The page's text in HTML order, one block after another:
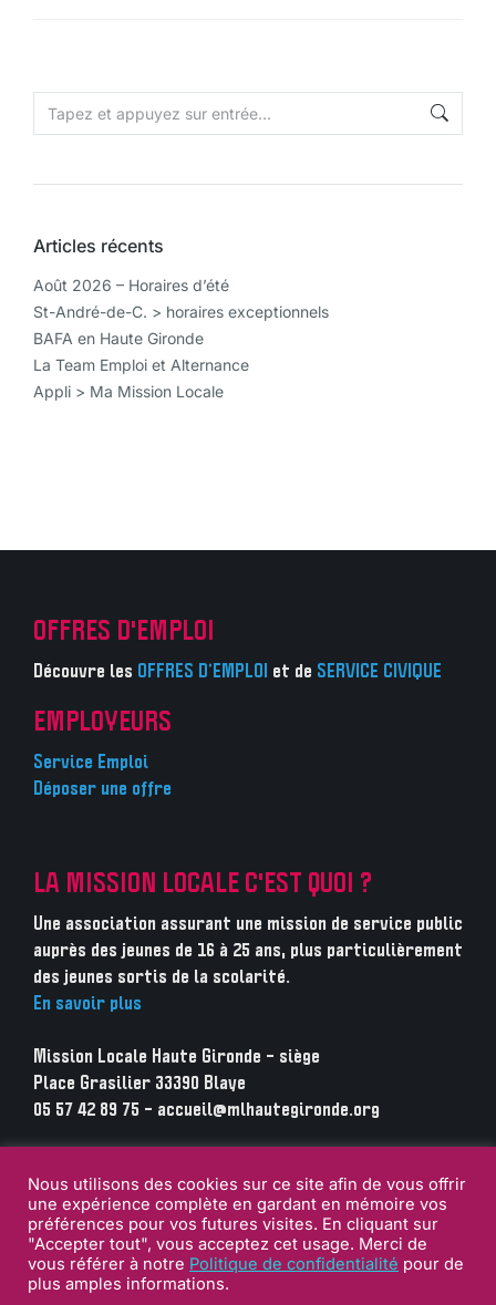
Articles récents
Août 2026 – Horaires d’été
St-André-de-C. > horaires exceptionnels
BAFA en Haute Gironde
La Team Emploi et Alternance
Appli > Ma Mission Locale
OFFRES D'EMPLOI
Découvre les OFFRES D’EMPLOI et de SERVICE CIVIQUE
EMPLOYEURS
Service Emploi
Déposer une offre
LA MISSION LOCALE C'EST QUOI ?
Une association assurant une mission de service public
auprès des jeunes de 16 à 25 ans, plus particulièrement
des jeunes sortis de la scolarité.
En savoir plus
Mission Locale Haute Gironde – siège
Place Grasilier 33390 Blaye
05 57 42 89 75 – accueil@mlhautegironde.org
Nous utilisons des cookies sur ce site afin de vous offrir
une expérience complète en gardant en mémoire vos
préférences pour vos futures visites. En cliquant sur
"Accepter tout", vous acceptez cet usage. Merci de
vous référer à notre Politique de confidentialité pour de
plus amples informations.